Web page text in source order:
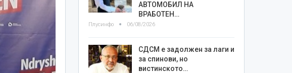
АВТОМОБИЛ НА
ВРАБОТЕН…
Плусинфо 06/08/2026
СДСМ е задолжен за лаги и
за спинови, но
вистинското…